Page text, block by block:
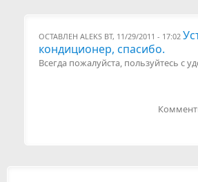
ОСТАВЛЕН ALEKS ВТ, 11/29/2011 - 17:02
кондиционер, спасибо.
Всегда пожалуйста, пользуйтесь с